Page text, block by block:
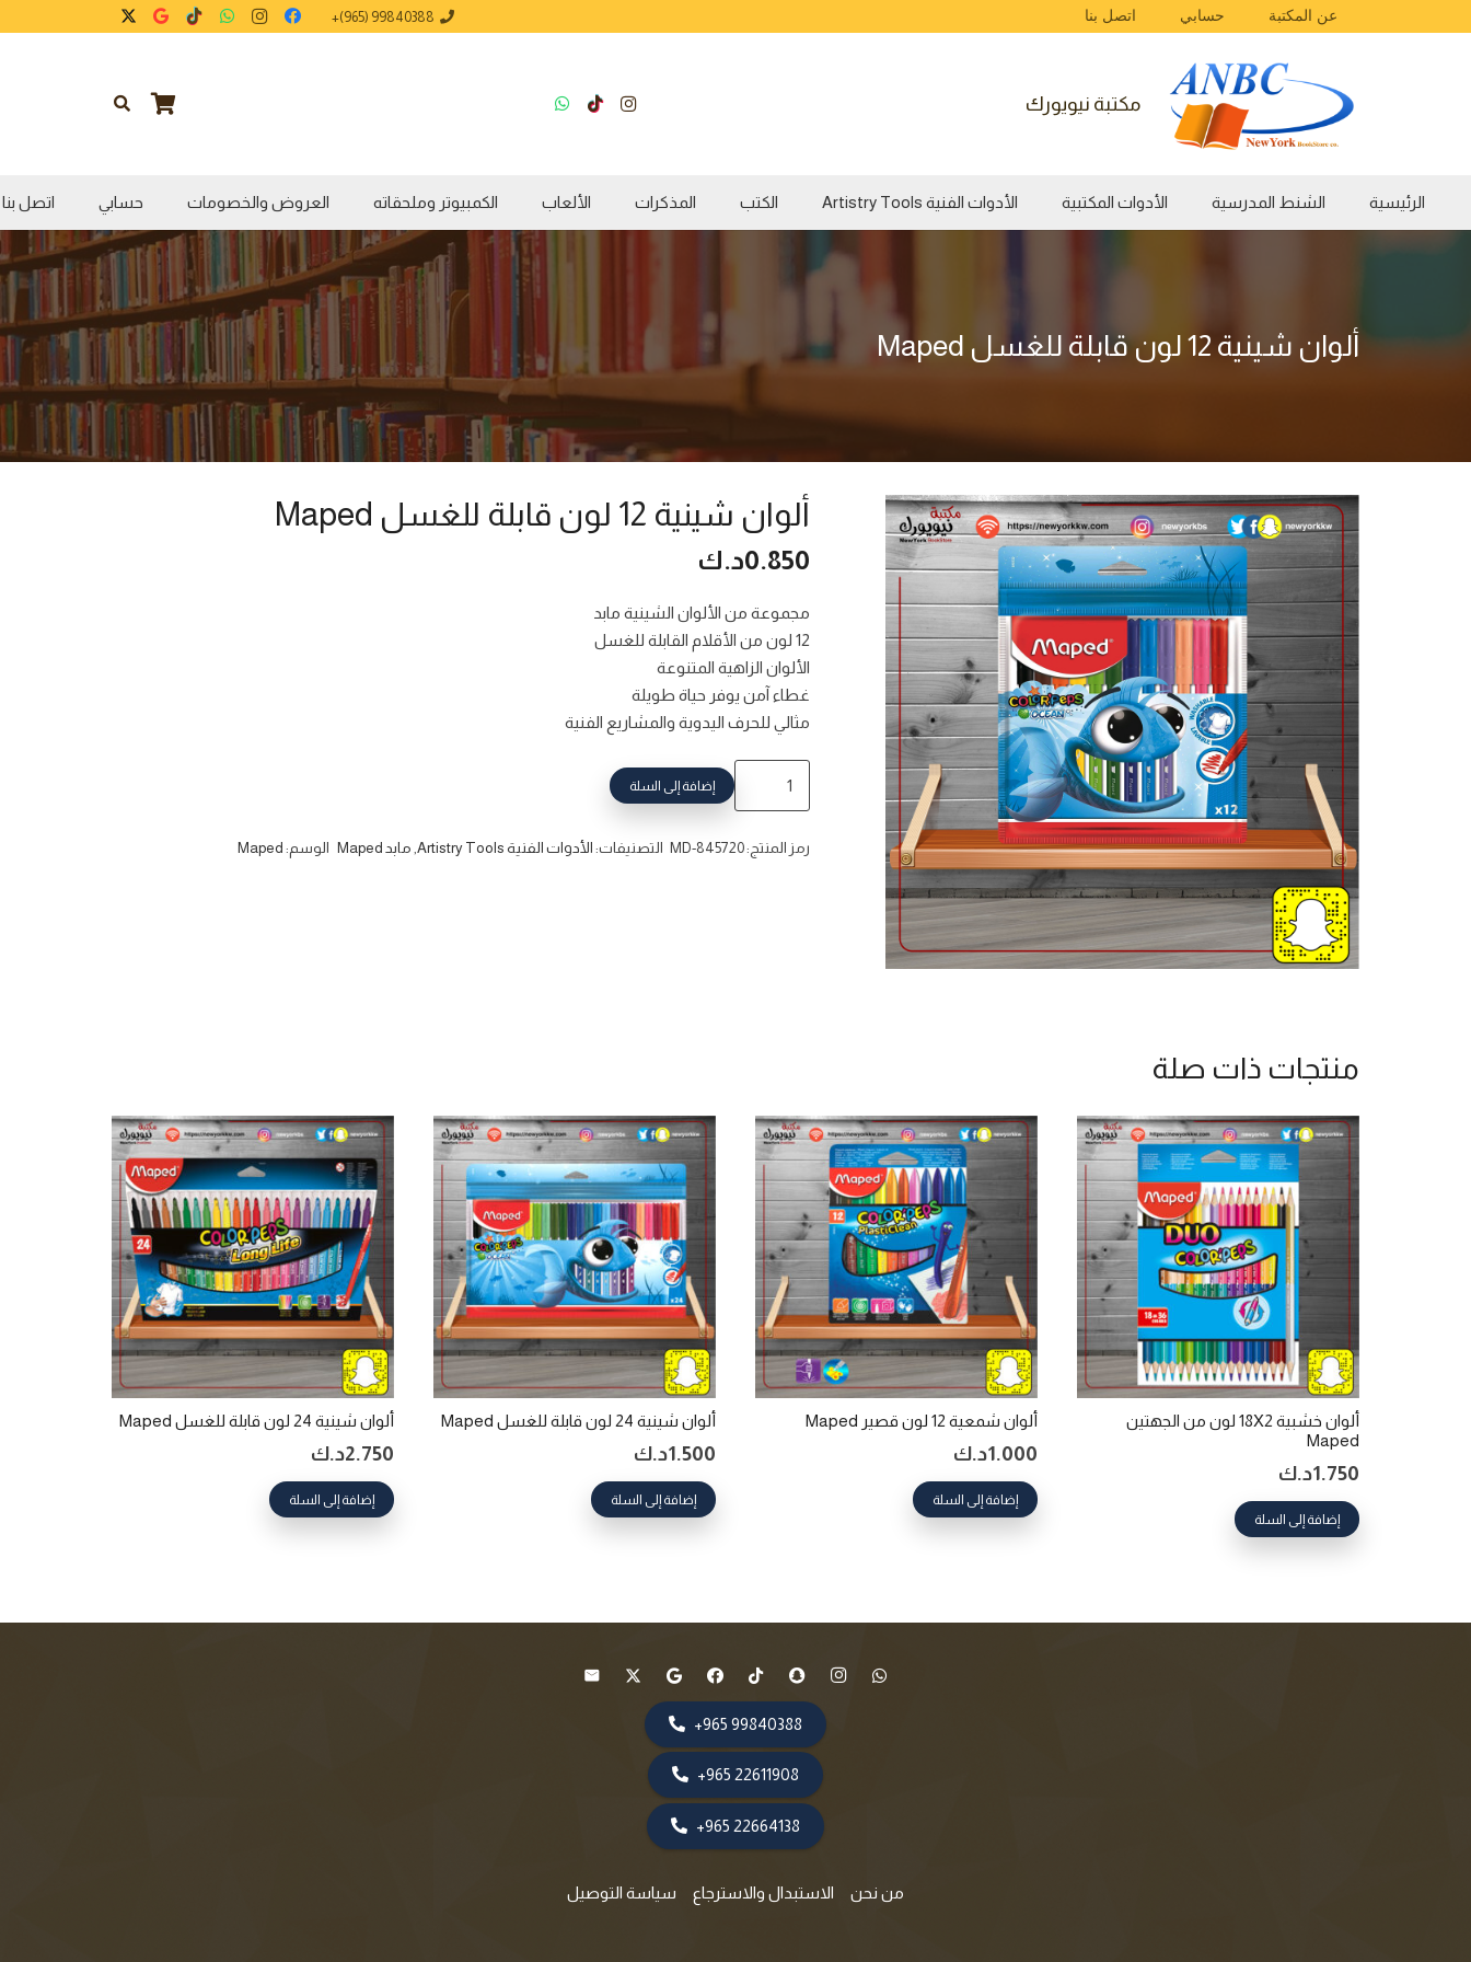
عن المكتبة حسابي اتصل بنا 99840388 (965)+
مكتبة نيويورك
الرئيسية الشنط المدرسية الأدوات المكتبية الأدوات الفنية Artistry Tools الكتب المذكرات الألعاب الكمبيوتر وملحقاته العروض والخصومات حسابي اتصل بنا
ألوان شينية 12 لون قابلة للغسل Maped
ألوان شينية 12 لون قابلة للغسل Maped
0.850د.ك
مجموعة من الألوان الشينية مابد
12 لون من الأقلام القابلة للغسل
الألوان الزاهية المتنوعة
غطاء آمن يوفر حياة طويلة
مثالي للحرف اليدوية والمشاريع الفنية
كمية
ألوان
شينية
12
لون
قابلة
للغسل
Maped
إضافة إلى السلة
رمز المنتج:MD-845720 التصنيفات: الأدوات الفنية Artistry Tools مابد Maped الوسم: Maped
منتجات ذات صلة
ألوان خشبية 18X2 لون من الجهتين
Maped
1.750د.ك
إضافة إلى السلة
ألوان شمعية 12 لون قصير Maped
1.000د.ك
إضافة إلى السلة
ألوان شينية 24 لون قابلة للغسل Maped
1.500د.ك
إضافة إلى السلة
ألوان شينية 24 لون قابلة للغسل Maped
2.750د.ك
إضافة إلى السلة
99840388 965+
22611908 965+
22664138 965+
من نحن الاستبدال والاسترجاع سياسة التوصيل